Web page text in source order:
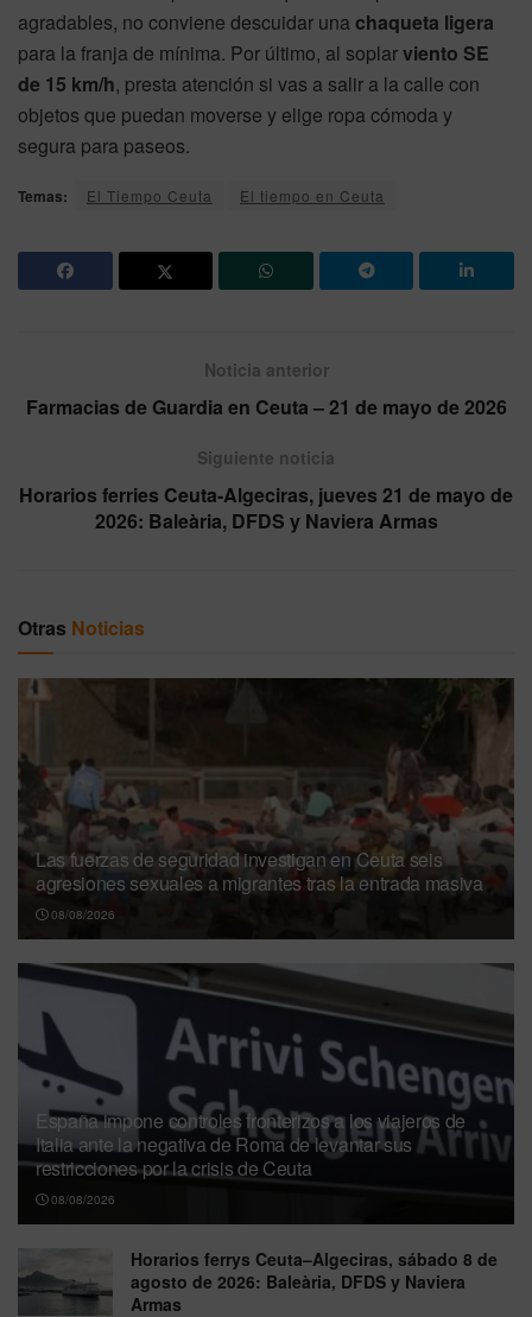
agradables, no conviene descuidar unachaqueta ligera
para la franja de mínima. Por último, al soplarviento SE
de 15 km/h, presta atención si vas a salir a la calle con
objetos que puedan moverse y elige ropa cómoda y
segura para paseos.
Temas: El Tiempo Ceuta El tiempo en Ceuta
Noticia anterior
Farmacias de Guardia en Ceuta – 21 de mayo de 2026
Siguiente noticia
Horarios ferries Ceuta-Algeciras, jueves 21 de mayo de
2026: Baleària, DFDS y Naviera Armas
Otras Noticias
Las fuerzas de seguridad investigan en Ceuta seis
agresiones sexuales a migrantes tras la entrada masiva
08/08/2026
España impone controles fronterizos a los viajeros de
Italia ante la negativa de Roma de levantar sus
restricciones por la crisis de Ceuta
08/08/2026
Horarios ferrys Ceuta–Algeciras, sábado 8 de
agosto de 2026: Baleària, DFDS y Naviera
Armas